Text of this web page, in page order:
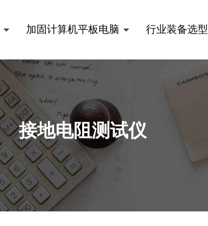
加固计算机平板电脑 行业装备选型
接地电阻测试仪